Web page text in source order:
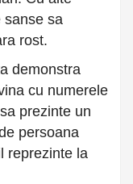
sanse sa
rost.
demonstra
cu numerele
prezinte un
persoana
reprezinte la